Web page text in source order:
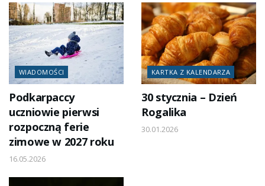
WIADOMOŚCI
Podkarpaccy
uczniowie pierwsi
rozpoczną ferie
zimowe w 2027 roku
16.05.2026
KARTKA Z KALENDARZA
30 stycznia – Dzień
Rogalika
30.01.2026